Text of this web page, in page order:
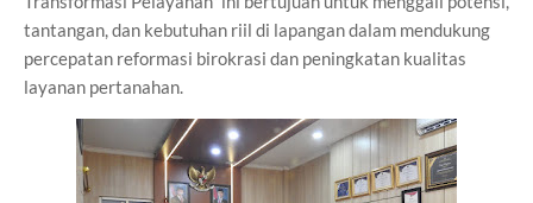
tantangan, dan kebutuhan riil di lapangan dalam mendukung
percepatan reformasi birokrasi dan peningkatan kualitas
layanan pertanahan.